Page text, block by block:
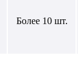
Более 10 шт.